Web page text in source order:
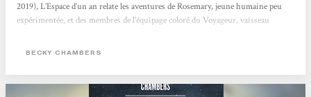
2019), L’Espace d’un an relate les aventures de Rosemary, jeune humaine peu
expérimentée, et des membres de l’équipage coloré du Voyageur, vaisseau
du cosy space opera, Becky Chambers nous embarque avec elle à bord du
BECKY CHAMBERS